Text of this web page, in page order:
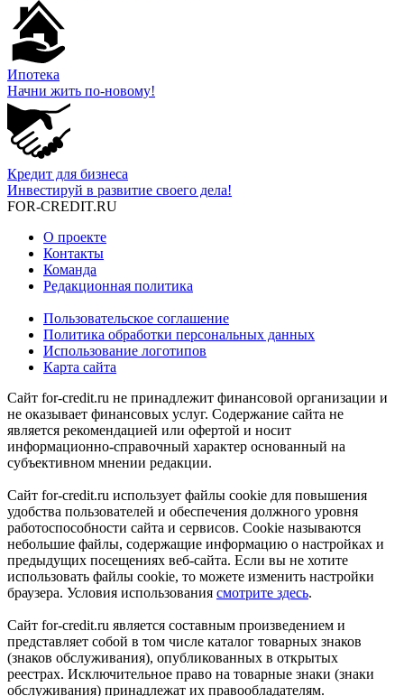
Ипотека
Начни жить по-новому!
Кредит для бизнеса
Инвестируй в развитие своего дела!
FOR-CREDIT.RU
О проекте
Контакты
Команда
Редакционная политика
Пользовательское соглашение
Политика обработки персональных данных
Использование логотипов
Карта сайта
Сайт for-credit.ru не принадлежит финансовой организации и
не оказывает финансовых услуг. Содержание сайта не
является рекомендацией или офертой и носит
информационно-справочный характер основанный на
субъективном мнении редакции.
Сайт for-credit.ru использует файлы cookie для повышения
удобства пользователей и обеспечения должного уровня
работоспособности сайта и сервисов. Cookie называются
небольшие файлы, содержащие информацию о настройках и
предыдущих посещениях веб-сайта. Если вы не хотите
использовать файлы cookie, то можете изменить настройки
браузера. Условия использования смотрите здесь.
Сайт for-credit.ru является составным произведением и
представляет собой в том числе каталог товарных знаков
(знаков обслуживания), опубликованных в открытых
реестрах. Исключительное право на товарные знаки (знаки
обслуживания) принадлежат их правообладателям.